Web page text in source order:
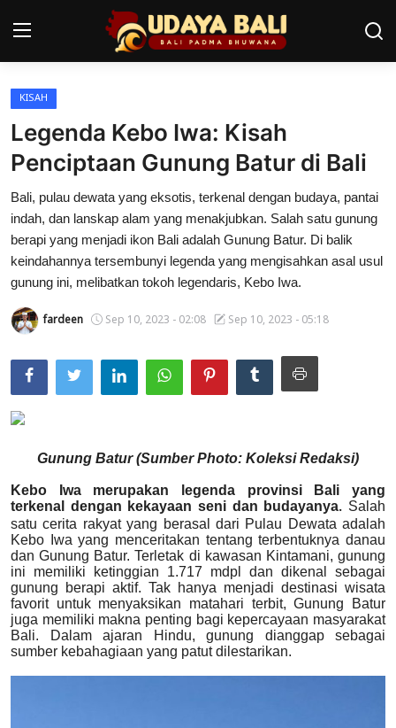
Home
Pura
Desa Adat
Tradisi
Kearifan lokal
Alam Bali
Kisah
Usadha
Indonesia
KISAH
Legenda Kebo Iwa: Kisah
Penciptaan Gunung Batur di Bali
Bali, pulau dewata yang eksotis, terkenal dengan budaya, pantai
indah, dan lanskap alam yang menakjubkan. Salah satu gunung
berapi yang menjadi ikon Bali adalah Gunung Batur. Di balik
keindahannya tersembunyi legenda yang mengisahkan asal usul
gunung ini, melibatkan tokoh legendaris, Kebo Iwa.
fardeen Sep 10, 2023 - 02:08 Sep 10, 2023 - 05:18
Gunung Batur (Sumber Photo: Koleksi Redaksi)
Kebo Iwa merupakan legenda provinsi Bali yang
terkenal dengan kekayaan seni dan budayanya. Salah
satu cerita rakyat yang berasal dari Pulau Dewata adalah
Kebo Iwa yang menceritakan tentang terbentuknya danau
dan Gunung Batur. Terletak di kawasan Kintamani, gunung
ini memiliki ketinggian 1.717 mdpl dan dikenal sebagai
gunung berapi aktif. Tak hanya menjadi destinasi wisata
favorit untuk menyaksikan matahari terbit, Gunung Batur
juga memiliki makna penting bagi kepercayaan masyarakat
Bali. Dalam ajaran Hindu, gunung dianggap sebagai
sumber kebahagiaan yang patut dilestarikan.